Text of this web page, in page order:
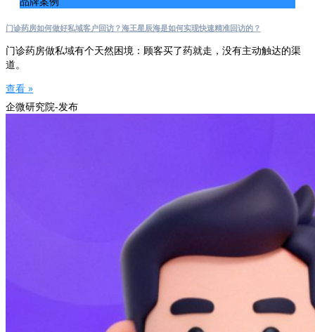
门诊药房如何做好私域客户回访？海王星辰海是如何实现快速精准回访的？
门诊药房做私域有个天然困境：顾客买了药就走，没有主动触达的渠
道。
查看 »
企微研究院-发布